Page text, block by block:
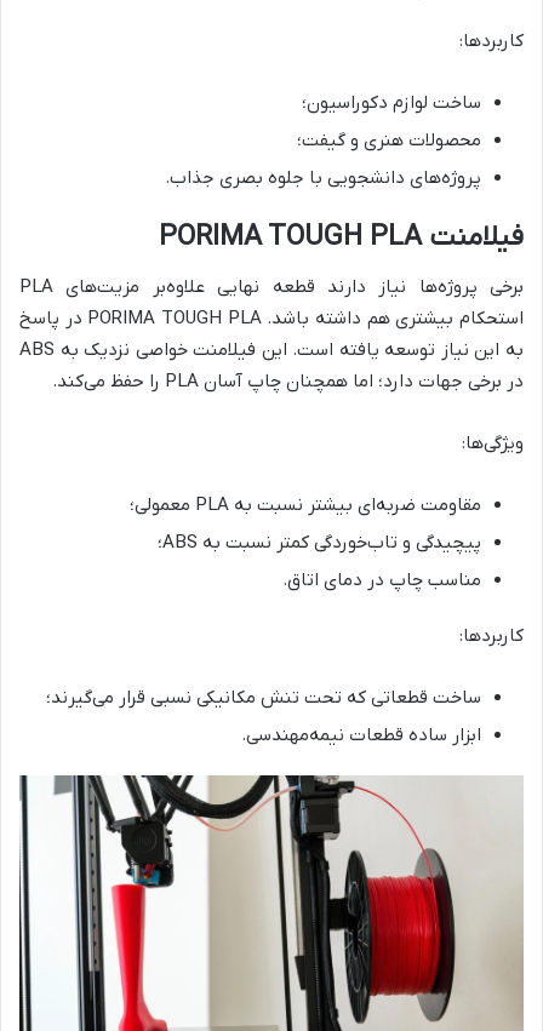
کاربردها:
ساخت لوازم دکوراسیون؛
محصولات هنری و گیفت؛
پروژه‌های دانشجویی با جلوه بصری جذاب.
فیلامنت PORIMA TOUGH PLA
برخی پروژه‌ها نیاز دارند قطعه نهایی علاوه‌بر مزیت‌های PLA
استحکام بیشتری هم داشته باشد. PORIMA TOUGH PLA در پاسخ
به این نیاز توسعه یافته است. این فیلامنت خواصی نزدیک به ABS
در برخی جهات دارد؛ اما همچنان چاپ آسان PLA را حفظ می‌کند.
ویژگی‌ها:
مقاومت ضربه‌ای بیشتر نسبت به PLA معمولی؛
پیچیدگی و تاب‌خوردگی کمتر نسبت به ABS؛
مناسب چاپ در دمای اتاق.
کاربردها:
ساخت قطعاتی که تحت تنش مکانیکی نسبی قرار می‌گیرند؛
ابزار ساده قطعات نیمه‌مهندسی.